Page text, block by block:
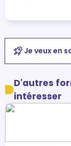
Je veux en
D'autres
intéresser